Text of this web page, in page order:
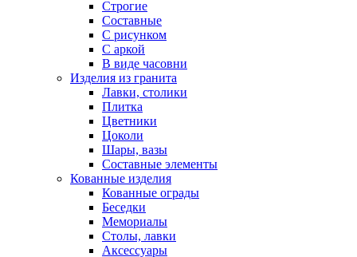
Строгие
Составные
С рисунком
С аркой
В виде часовни
Изделия из гранита
Лавки, столики
Плитка
Цветники
Цоколи
Шары, вазы
Составные элементы
Кованные изделия
Кованные ограды
Беседки
Мемориалы
Столы, лавки
Аксессуары